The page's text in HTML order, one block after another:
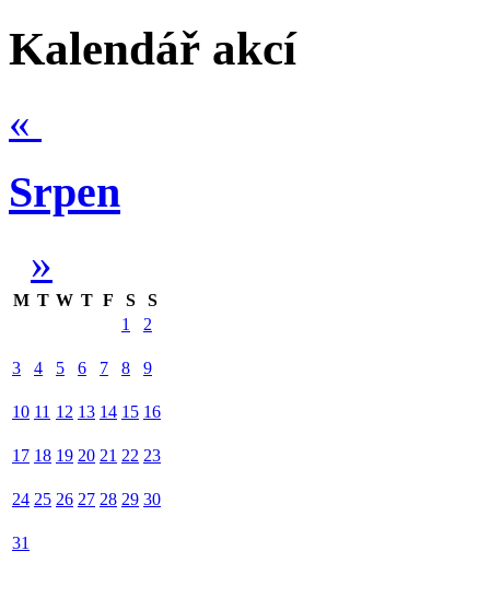
Kalendář akcí
«
Srpen
»
M T W T F S
S
1
2
3 4 5 6 7 8 9
10 11 12 13 14 15 16
17 18 19 20 21 22 23
24 25 26 27 28 29 30
31